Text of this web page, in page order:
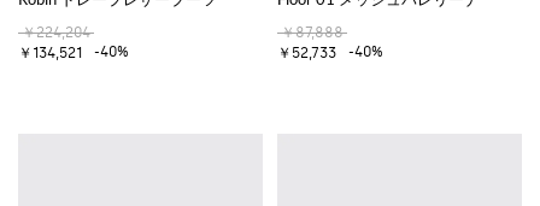
￥224,204
￥134,521
-40%
￥87,888
￥52,733
-40%